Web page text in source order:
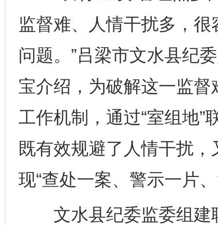
监督难、人情干扰多，
问题。”吕梁市文水县纪
宝介绍，为破解这一监
工作机制，通过“室组地”
既有效规避了人情干扰
现“查处一案、警示一片
文水县纪委监委组建